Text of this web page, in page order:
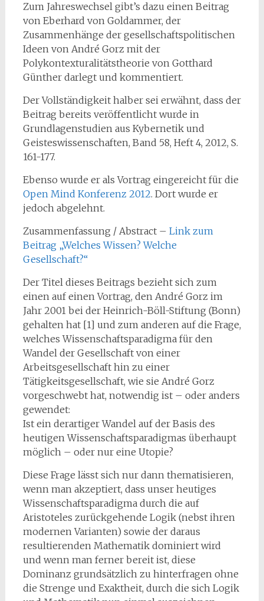
Zum Jahreswechsel gibt’s dazu einen Beitrag
von Eberhard von Goldammer, der
Zusammenhänge der gesellschaftspolitischen
Ideen von André Gorz mit der
Polykontexturalitätstheorie von Gotthard
Günther darlegt und kommentiert.
Der Vollständigkeit halber sei erwähnt, dass der
Beitrag bereits veröffentlicht wurde in
Grundlagenstudien aus Kybernetik und
Geisteswissenschaften, Band 58, Heft 4, 2012, S.
161-177.
Ebenso wurde er als Vortrag eingereicht für die
Open Mind Konferenz 2012. Dort wurde er
jedoch abgelehnt.
Zusammenfassung / Abstract – Link zum
Beitrag „Welches Wissen? Welche
Gesellschaft?“
Der Titel dieses Beitrags bezieht sich zum
einen auf einen Vortrag, den André Gorz im
Jahr 2001 bei der Heinrich-Böll-Stiftung (Bonn)
gehalten hat [1] und zum anderen auf die Frage,
welches Wissenschaftsparadigma für den
Wandel der Gesellschaft von einer
Arbeitsgesellschaft hin zu einer
Tätigkeitsgesellschaft, wie sie André Gorz
vorgeschwebt hat, notwendig ist – oder anders
gewendet:
Ist ein derartiger Wandel auf der Basis des
heutigen Wissenschaftsparadigmas überhaupt
möglich – oder nur eine Utopie?
Diese Frage lässt sich nur dann thematisieren,
wenn man akzeptiert, dass unser heutiges
Wissenschaftsparadigma durch die auf
Aristoteles zurückgehende Logik (nebst ihren
modernen Varianten) sowie der daraus
resultierenden Mathematik dominiert wird
und wenn man ferner bereit ist, diese
Dominanz grundsätzlich zu hinterfragen ohne
die Strenge und Exaktheit, durch die sich Logik